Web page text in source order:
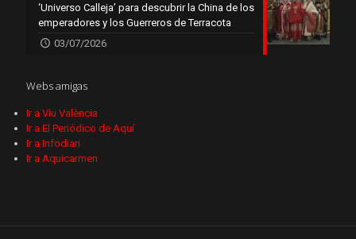
‘Universo Calleja’ para descubrir la China de los
emperadores y los Guerreros de Terracota
03/07/2026
Webs amigas
Ir a Viu València
Ir a El Periódico de Aquí
Ir a Infodiari
Ir a Aquicarmen